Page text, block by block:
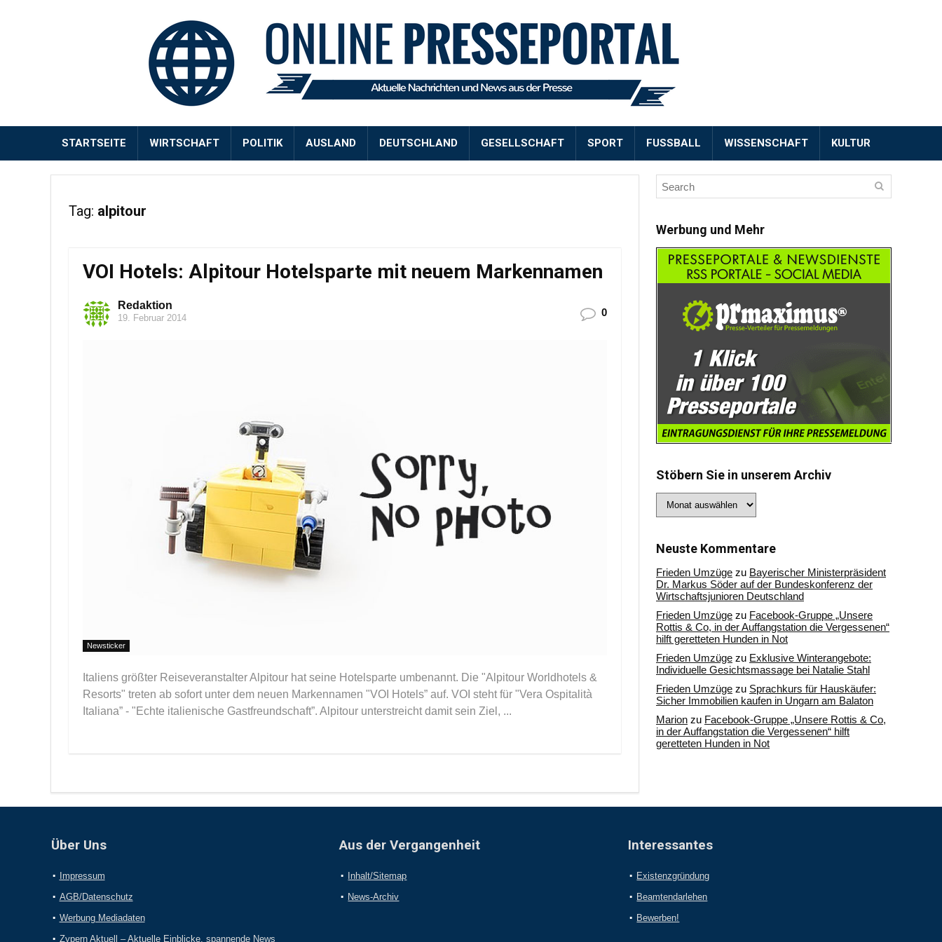
STARTSEITE WIRTSCHAFT POLITIK AUSLAND DEUTSCHLAND GESELLSCHAFT SPORT FUSSBALL WISSENSCHAFT KULTUR
Tag: alpitour
VOI Hotels: Alpitour Hotelsparte mit neuem Markennamen
Redaktion
19. Februar 2014 0
Newsticker
Italiens größter Reiseveranstalter Alpitour hat seine Hotelsparte umbenannt. Die "Alpitour Worldhotels &
Resorts" treten ab sofort unter dem neuen Markennamen "VOI Hotels” auf. VOI steht für "Vera Ospitalità
Italiana” - "Echte italienische Gastfreundschaft”. Alpitour unterstreicht damit sein Ziel, ...
Werbung und Mehr
Stöbern Sie in unserem Archiv
Sie
Archiv
Neuste Kommentare
Frieden Umzüge zu Bayerischer Ministerpräsident
Dr. Markus Söder auf der Bundeskonferenz der
Wirtschaftsjunioren Deutschland
Frieden Umzüge zu Facebook-Gruppe „Unsere
Rottis & Co, in der Auffangstation die Vergessenen“
hilft geretteten Hunden in Not
Frieden Umzüge zu Exklusive Winterangebote:
Individuelle Gesichtsmassage bei Natalie Stahl
Frieden Umzüge zu Sprachkurs für Hauskäufer:
Sicher Immobilien kaufen in Ungarn am Balaton
Marion zu Facebook-Gruppe „Unsere Rottis & Co,
in der Auffangstation die Vergessenen“ hilft
geretteten Hunden in Not
Über Uns
Impressum
AGB/Datenschutz
Werbung Mediadaten
Zypern Aktuell – Aktuelle Einblicke, spannende News
Aus der Vergangenheit
Inhalt/Sitemap
News-Archiv
Interessantes
Existenzgründung
Beamtendarlehen
Bewerben!